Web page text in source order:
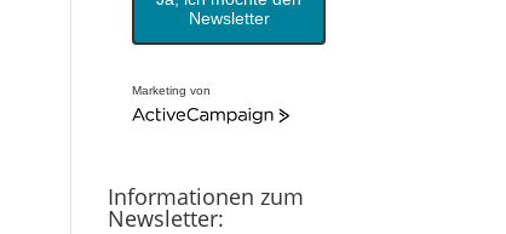
Newsletter
Marketing von
Informationen zum
Newsletter: